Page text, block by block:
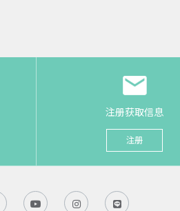
注册获取信息
注册